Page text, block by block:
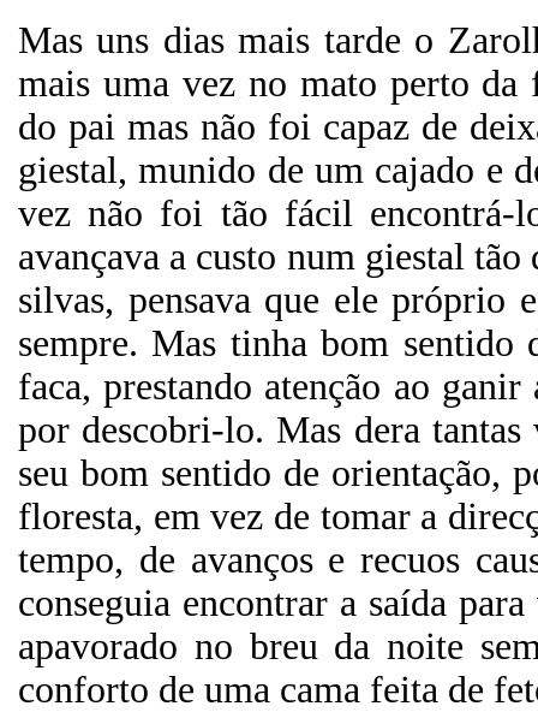
Mas uns dias mais tarde o
mais uma vez no mato perto da
do pai mas não foi capaz de
giestal, munido de um cajado e
vez não foi tão fácil encontrá-
avançava a custo num giestal tão
silvas, pensava que ele próprio
sempre. Mas tinha bom sentido
faca, prestando atenção ao
por descobri-lo. Mas dera tantas
seu bom sentido de orientação,
floresta, em vez de tomar a
tempo, de avanços e recuos
conseguia encontrar a saída
apavorado no breu da noite
conforto de uma cama feita de